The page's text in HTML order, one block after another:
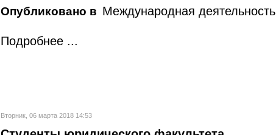
Опубликовано в Международная деятельность
Подробнее ...
Вторник, 06 марта 2018 14:53